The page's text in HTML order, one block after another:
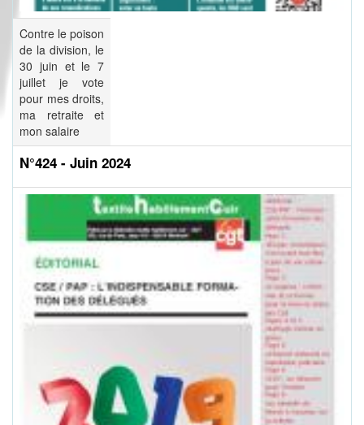
Contre le poison
de la division, le
30 juin et le 7
juillet je vote
pour mes droits,
ma retraite et
mon salaire
N°424 - Juin 2024